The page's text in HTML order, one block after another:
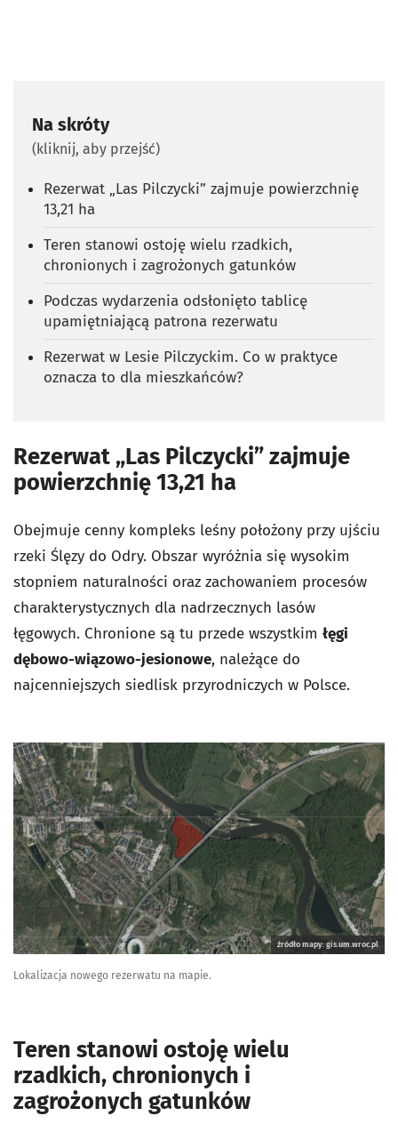
Na skróty
(kliknij, aby przejść)
Rezerwat „Las Pilczycki” zajmuje powierzchnię
13,21 ha
Teren stanowi ostoję wielu rzadkich,
chronionych i zagrożonych gatunków
Podczas wydarzenia odsłonięto tablicę
upamiętniającą patrona rezerwatu
Rezerwat w Lesie Pilczyckim. Co w praktyce
oznacza to dla mieszkańców?
Rezerwat „Las Pilczycki” zajmuje
powierzchnię 13,21 ha
Obejmuje cenny kompleks leśny położony przy ujściu
rzeki Ślęzy do Odry. Obszar wyróżnia się wysokim
stopniem naturalności oraz zachowaniem procesów
charakterystycznych dla nadrzecznych lasów
łęgowych. Chronione są tu przede wszystkim łęgi
dębowo-wiązowo-jesionowe, należące do
najcenniejszych siedlisk przyrodniczych w Polsce.
źródło mapy: gis.um.wroc.pl
Lokalizacja nowego rezerwatu na mapie.
Teren stanowi ostoję wielu
rzadkich, chronionych i
zagrożonych gatunków